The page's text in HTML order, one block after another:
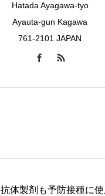
Hatada Ayagawa-tyo
Ayauta-gun Kagawa
761-2101 JAPAN
抗体製剤も予防接種に使